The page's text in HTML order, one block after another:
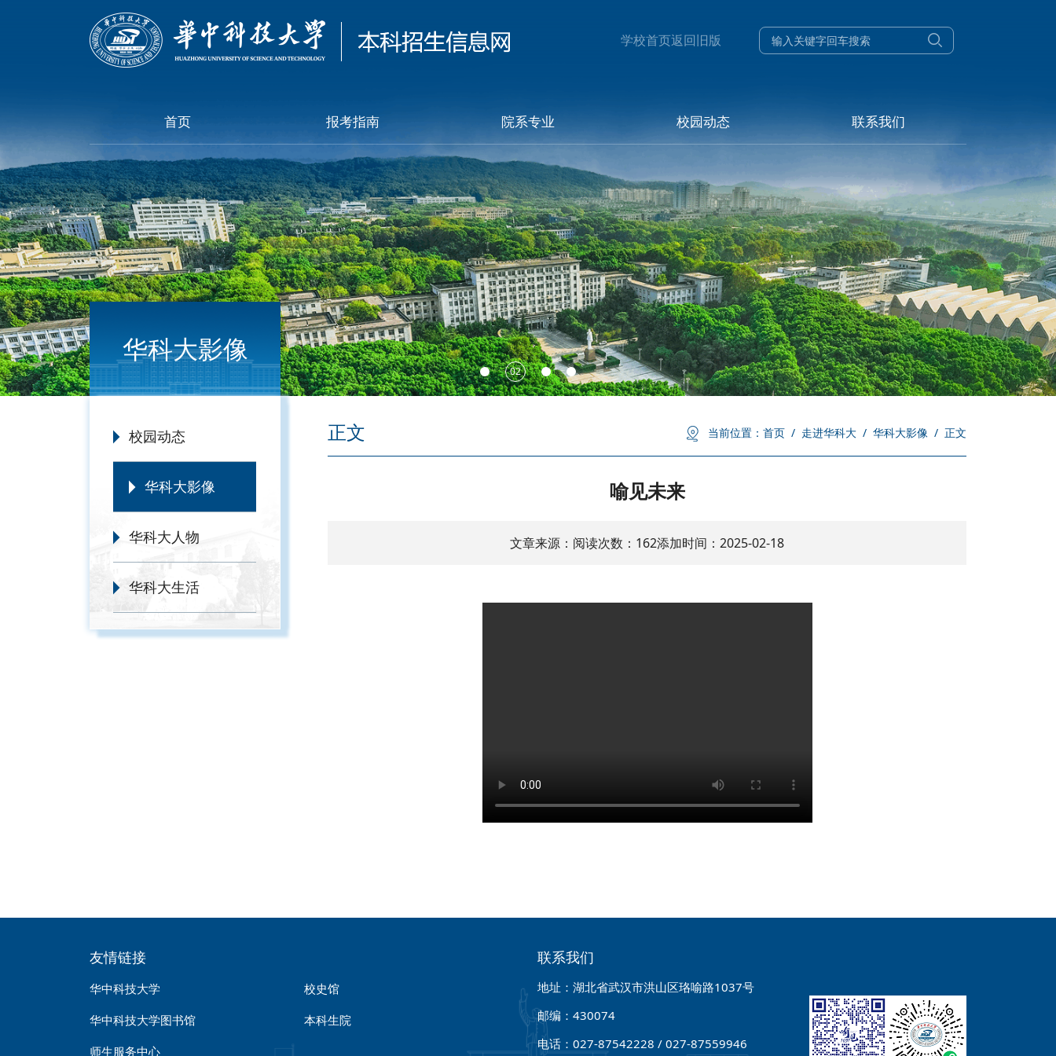
学校首页返回旧版
首页 报考指南 院系专业 校园动态 联系我们
华科大影像
校园动态
华科大影像
华科大人物
华科大生活
正文 当前位置： 首页 / 走进华科大 / 华科大影像 / 正文
喻见未来
文章来源： 阅读次数： 162添加时间：2025-02-18
友情链接
华中科技大学
华中科技大学图书馆
师生服务中心
校史馆
本科生院
联系我们
地址：湖北省武汉市洪山区珞喻路1037号
邮编：430074
电话：027-87542228 / 027-87559946